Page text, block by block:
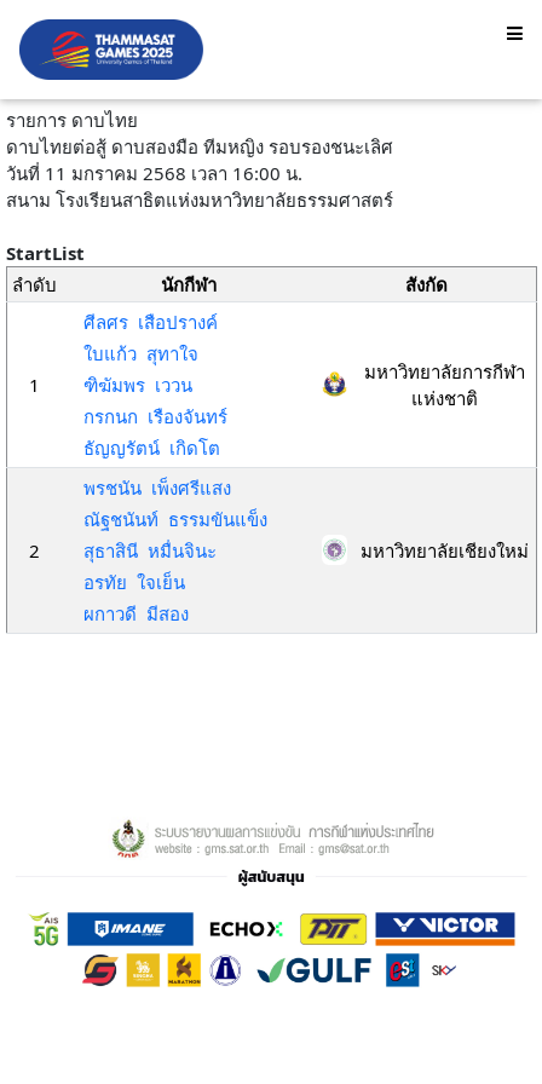
รายการ ดาบไทย
ดาบไทยต่อสู้ ดาบสองมือ ทีมหญิง รอบรองชนะเลิศ
วันที่ 11 มกราคม 2568 เวลา 16:00 น.
สนาม โรงเรียนสาธิตแห่งมหาวิทยาลัยธรรมศาสตร์
StartList
ลำดับ
นักกีฬา สังกัด
1
ศีลศร เสือปรางค์
ใบแก้ว สุทาใจ
ฑิฆัมพร เววน
กรกนก เรืองจันทร์
ธัญญรัตน์ เกิดโต
มหาวิทยาลัยการกีฬา
แห่งชาติ
2
พรชนัน เพ็งศรีแสง
ณัฐชนันท์ ธรรมขันแข็ง
สุธาสินี หมื่นจินะ
อรทัย ใจเย็น
ผกาวดี มีสอง
มหาวิทยาลัยเชียงใหม่